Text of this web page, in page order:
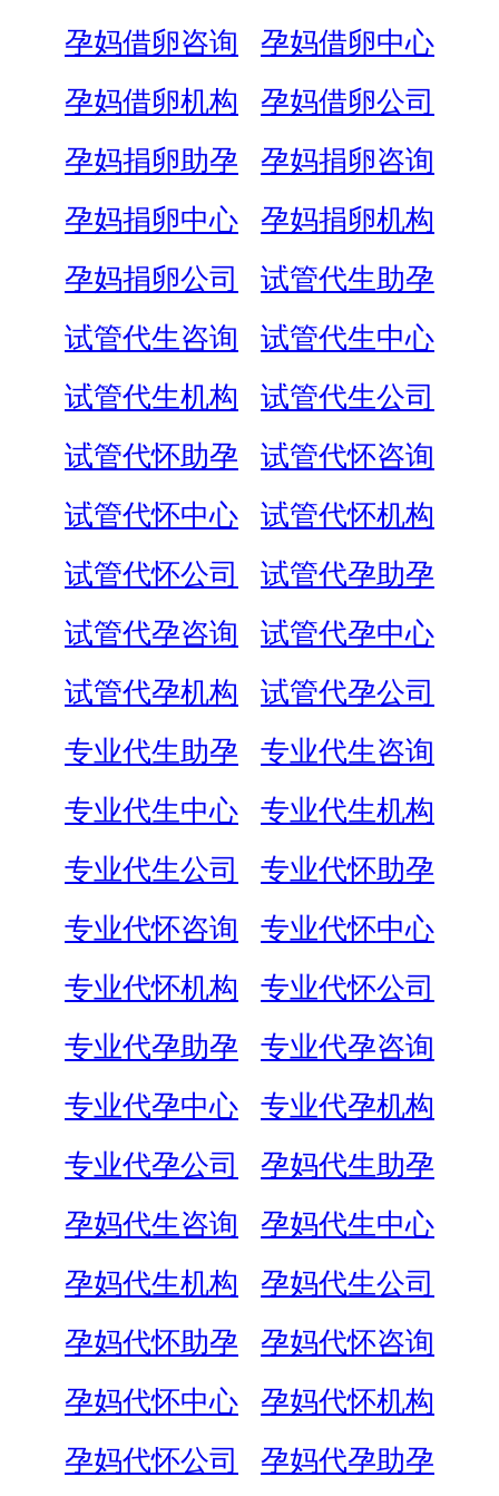
孕妈借卵咨询
孕妈借卵中心
孕妈借卵机构
孕妈借卵公司
孕妈捐卵助孕
孕妈捐卵咨询
孕妈捐卵中心
孕妈捐卵机构
孕妈捐卵公司
试管代生助孕
试管代生咨询
试管代生中心
试管代生机构
试管代生公司
试管代怀助孕
试管代怀咨询
试管代怀中心
试管代怀机构
试管代怀公司
试管代孕助孕
试管代孕咨询
试管代孕中心
试管代孕机构
试管代孕公司
专业代生助孕
专业代生咨询
专业代生中心
专业代生机构
专业代生公司
专业代怀助孕
专业代怀咨询
专业代怀中心
专业代怀机构
专业代怀公司
专业代孕助孕
专业代孕咨询
专业代孕中心
专业代孕机构
专业代孕公司
孕妈代生助孕
孕妈代生咨询
孕妈代生中心
孕妈代生机构
孕妈代生公司
孕妈代怀助孕
孕妈代怀咨询
孕妈代怀中心
孕妈代怀机构
孕妈代怀公司
孕妈代孕助孕